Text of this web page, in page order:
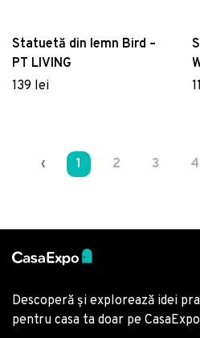
Statuetă din lemn Bird –
PT LIVING
139 lei
‹ 1 2 3 4
Descoperă și explorează idei
pentru casa ta doar pe